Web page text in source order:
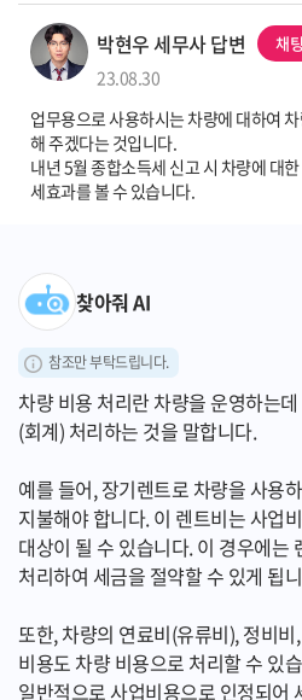
세무사 프로필 이미지
박현우 세무사 답변 채
23.08.30
업무용으로 사용하시는 차량에 대하여
해 주겠다는 것입니다.
내년 5월 종합소득세 신고 시 차량에 대
세효과를 볼 수 있습니다.
찾아줘 AI
참조만 부탁드립니다.
차량 비용 처리란 차량을 운영하는
(회계) 처리하는 것을 말합니다.
예를 들어, 장기렌트로 차량을 사용
지불해야 합니다. 이 렌트비는 사업
대상이 될 수 있습니다. 이 경우에는
처리하여 세금을 절약할 수 있게 됩
또한, 차량의 연료비(유류비), 정비
비용도 차량 비용으로 처리할 수 있
일반적으로 사업비용으로 인정되어